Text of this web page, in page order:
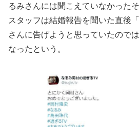
るみさんには聞こえていなかった
スタッフは結婚報告を聞いた直後
さんに告げようと思っていたので
なったという。